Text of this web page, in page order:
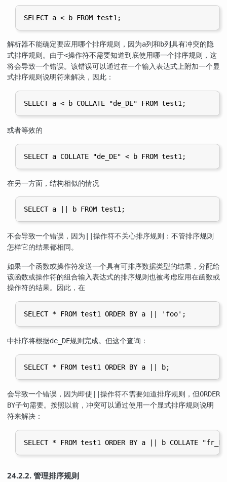
解析器不能确定要应用哪个排序规则，因为a列和b列具有冲突的隐
式排序规则。由于<操作符不需要知道到底使用哪一个排序规则，这
将会导致一个错误。该错误可以通过在一个输入表达式上附加一个显
式排序规则说明符来解决，因此：
或者等效的
在另一方面，结构相似的情况
不会导致一个错误，因为
操作符不关心排序规则：不管排序规则
怎样它的结果都相同。
如果一个函数或操作符发送一个具有可排序数据类型的结果，分配给
该函数或操作符的组合输入表达式的排序规则也被考虑应用在函数或
操作符的结果。因此，在
中排序将根据de_DE规则完成。但这个查询：
会导致一个错误，因为即使 操作符不需要知道排序规则，但ORDER
BY子句需要。按照以前，冲突可以通过使用一个显式排序规则说明
符来解决：
24.2.2. 管理排序规则